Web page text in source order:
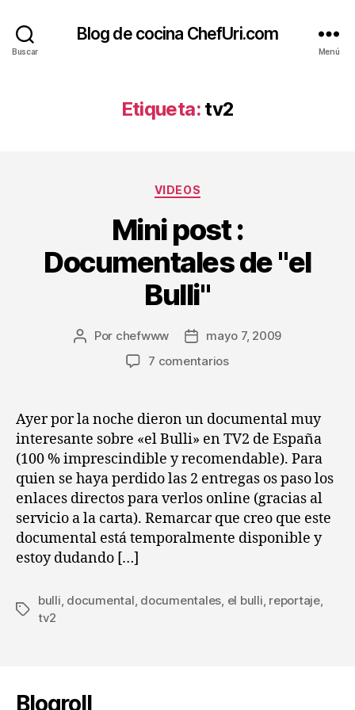
Buscar
Blog de cocina ChefUri.com
Menú
Etiqueta: tv2
Categorías
VIDEOS
Mini post :
Documentales de "el
Bulli"
Autor
Por chefwww
Fechamayo 7, 2009
7 comentariosen
Documentales
de
"el
Bulli"
Ayer por la noche dieron un documental muy
interesante sobre «el Bulli» en TV2 de España
(100 % imprescindible y recomendable). Para
quien se haya perdido las 2 entregas os paso los
enlaces directos para verlos online (gracias al
servicio a la carta). Remarcar que creo que este
documental está temporalmente disponible y
estoy dudando […]
Etiquetas
bulli documental documentales el bulli reportaje,
tv2
Blogroll